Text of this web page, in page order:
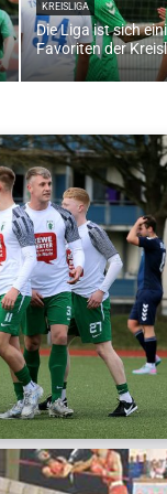
KREISLIGA
Die Liga ist sich
Favoriten der